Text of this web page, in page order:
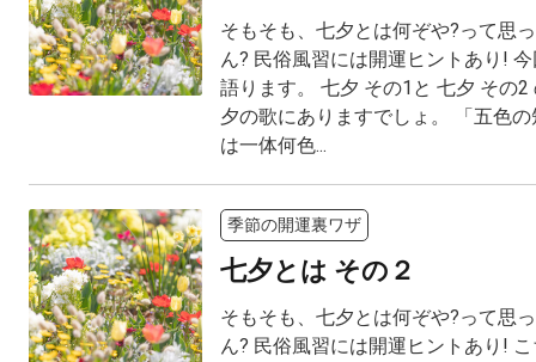
そもそも、七夕とは何ぞや?って思
ん? 民俗風習には開運ヒントあり!
語ります。 七夕 その1と 七夕 その2
夕の歌にありますでしょ。 「五色
は一体何色...
季節の開運裏ワザ
七夕とは その２
そもそも、七夕とは何ぞや?って思
ん? 民俗風習には開運ヒントあり!